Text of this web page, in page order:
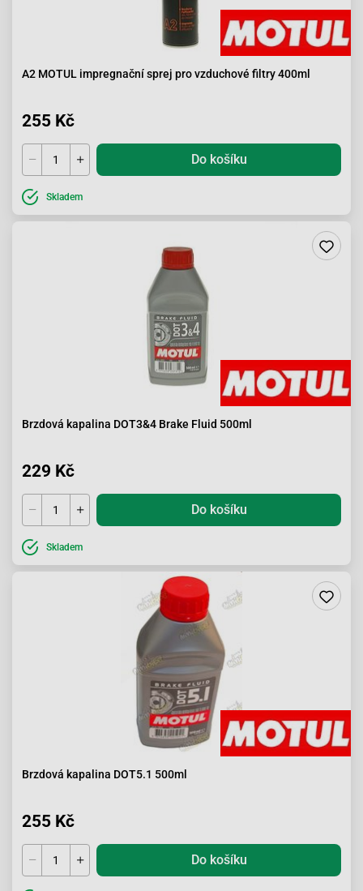
A2 MOTUL impregnační sprej pro vzduchové filtry 400ml
255 Kč
Do košíku
Skladem
Brzdová kapalina DOT3&4 Brake Fluid 500ml
229 Kč
Do košíku
Skladem
Brzdová kapalina DOT5.1 500ml
255 Kč
Do košíku